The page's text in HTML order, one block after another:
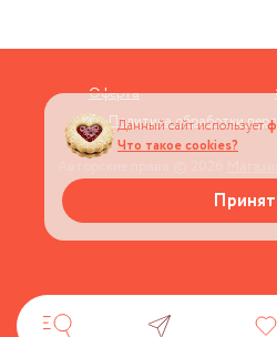
Оферта
Политика обработки
Данный сайт использует
Что такое cookies?